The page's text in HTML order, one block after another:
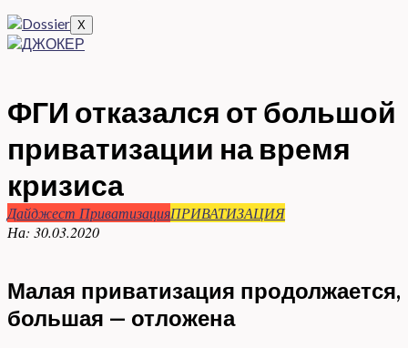
X
ФГИ отказался от большой
приватизации на время
кризиса
Дайджест ПриватизацияПРИВАТИЗАЦИЯ
На: 30.03.2020
Малая приватизация продолжается,
большая — отложена